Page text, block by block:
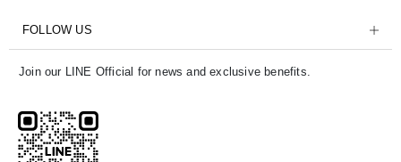
FOLLOW US
Join our LINE Official for news and exclusive benefits.